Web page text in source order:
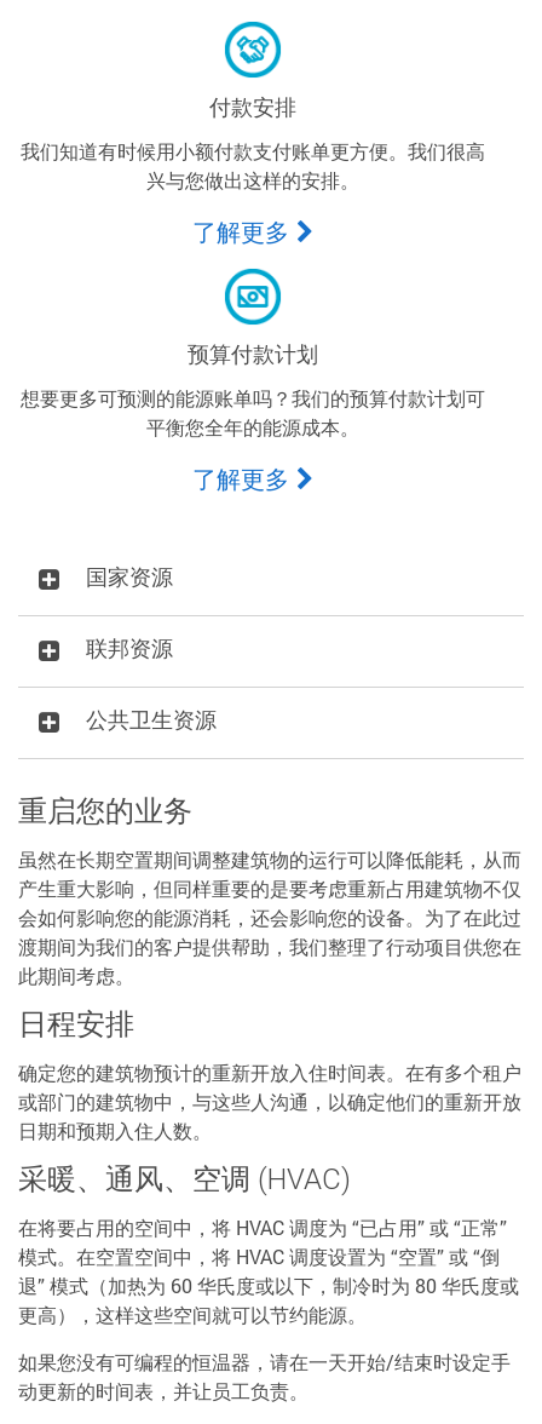
付款安排
我们知道有时候用小额付款支付账单更方便。我们很高
兴与您做出这样的安排。
了解更多
预算付款计划
想要更多可预测的能源账单吗？我们的预算付款计划可
平衡您全年的能源成本。
了解更多
国家资源
联邦资源
公共卫生资源
重启您的业务
虽然在长期空置期间调整建筑物的运行可以降低能耗，从而
产生重大影响，但同样重要的是要考虑重新占用建筑物不仅
会如何影响您的能源消耗，还会影响您的设备。为了在此过
渡期间为我们的客户提供帮助，我们整理了行动项目供您在
此期间考虑。
日程安排
确定您的建筑物预计的重新开放入住时间表。在有多个租户
或部门的建筑物中，与这些人沟通，以确定他们的重新开放
日期和预期入住人数。
采暖、通风、空调 (HVAC)
在将要占用的空间中，将 HVAC 调度为 “已占用” 或 “正常”
模式。在空置空间中，将 HVAC 调度设置为 “空置” 或 “倒
退” 模式（加热为 60 华氏度或以下，制冷时为 80 华氏度或
更高），这样这些空间就可以节约能源。
如果您没有可编程的恒温器，请在一天开始/结束时设定手
动更新的时间表，并让员工负责。